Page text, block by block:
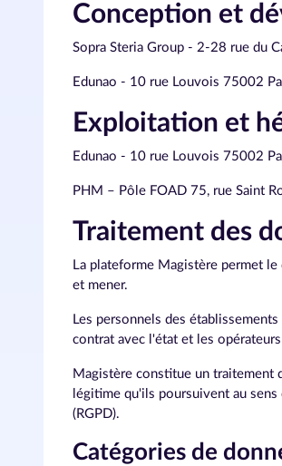
Conception et
Sopra Steria Group - 2-28 rue du
Edunao - 10 rue Louvois 75002
Exploitation et
Edunao - 10 rue Louvois 75002
PHM – Pôle FOAD 75, rue Saint
Traitement des
La plateforme Magistère permet
et mener.
Les personnels des
contrat avec l'état et les
Magistère constitue un traitement
légitime qu'ils poursuivent au
(RGPD).
Catégories de